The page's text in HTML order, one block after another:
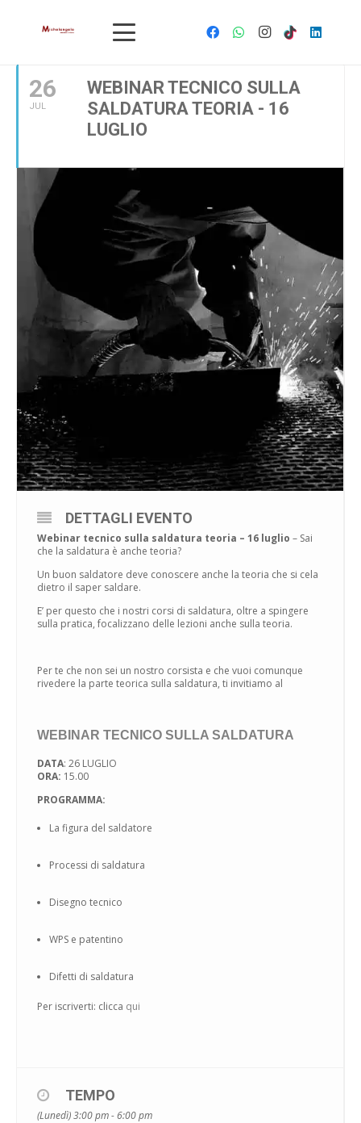
LUGLIO, 2021
26
JUL
WEBINAR TECNICO SULLA
SALDATURA TEORIA - 16
LUGLIO
DETTAGLI EVENTO
Webinar tecnico sulla saldatura teoria – 16 luglio – Sai
che la saldatura è anche teoria?
Un buon saldatore deve conoscere anche la teoria che si cela
dietro il saper saldare.
E’ per questo che i nostri corsi di saldatura, oltre a spingere
sulla pratica, focalizzano delle lezioni anche sulla teoria.
Per te che non sei un nostro corsista e che vuoi comunque
rivedere la parte teorica sulla saldatura, ti invitiamo al
WEBINAR TECNICO SULLA SALDATURA
DATA: 26 LUGLIO
ORA: 15.00
PROGRAMMA:
La figura del saldatore
Processi di saldatura
Disegno tecnico
WPS e patentino
Difetti di saldatura
Per iscriverti: clicca qui
TEMPO
(Lunedì) 3:00 pm - 6:00 pm